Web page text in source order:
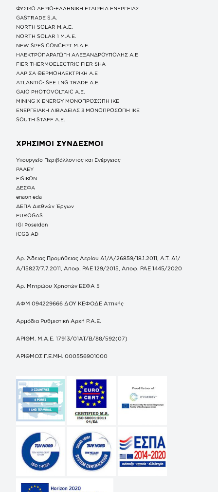
ΦΥΣΙΚΟ ΑΕΡΙΟ-ΕΛΛΗΝΙΚΗ ΕΤΑΙΡΕΙΑ ΕΝΕΡΓΕΙΑΣ
GASTRADE S.A.
NORTH SOLAR M.Α.Ε.
NORTH SOLAR 1 M.Α.Ε.
NEW SPES CONCEPT Μ.Α.Ε.
ΗΛΕΚΤΡΟΠΑΡΑΓΩΓΗ ΑΛΕΞΑΝΔΡΟΥΠΟΛΗΣ A.E
FIER THERMOELECTRIC FIER SHA
ΛΑΡΙΣΑ ΘΕΡΜΟΗΛΕΚΤΡΙΚΗ A.E
ATLANTIC- SEE LNG TRADE A.E.
GAIO PHOTOVOLTAIC Α.Ε.
MINING X ENERGY ΜΟΝΟΠΡΟΣΩΠΗ ΙΚΕ
ΕΝΕΡΓΕΙΑΚΗ ΛΙΒΑΔΕΙΑΣ 3 ΜΟΝΟΠΡΟΣΩΠΗ ΙΚΕ
SOUTH STAFF Α.Ε.
ΧΡΗΣΙΜΟΙ ΣΥΝΔΕΣΜΟΙ
Υπουργείο Περιβάλλοντος και Ενέργειας
ΡΑΑΕΥ
FISIKON
ΔΕΣΦΑ
enaon eda
ΔΕΠΑ Διεθνών Έργων
EUROGAS
IGI Poseidon
ICGB AD
Αρ. Άδειας Προμήθειας Αερίου Δ1/Α/26859/18.1.2011, Α.Τ. Δ1/
Α/15827/7.7.2011, Αποφ. ΡΑΕ 129/2015, Αποφ. ΡΑΕ 1445/2020
Αρ. Μητρώου Χρηστών ΕΣΦΑ 5
ΑΦΜ 094229666 ΔΟΥ ΚΕΦΟΔΕ Αττικής
Αρμόδια Ρυθμιστική Αρχή Ρ.Α.Ε.
ΑΡΙΘΜ. Μ.Α.Ε. 17913/01ΑΤ/Β/88/592(07)
ΑΡΙΘΜΟΣ Γ.Ε.ΜΗ. 000556901000